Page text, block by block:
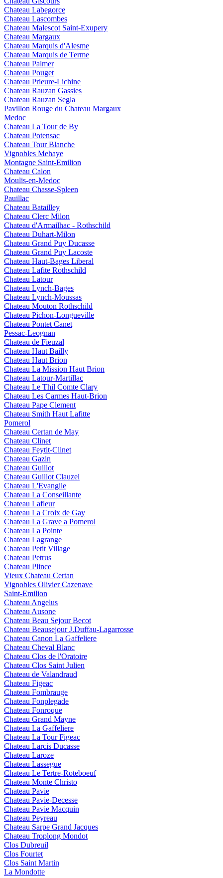
Chateau Labegorce
Chateau Lascombes
Chateau Malescot Saint-Exupery
Chateau Margaux
Chateau Marquis d'Alesme
Chateau Marquis de Terme
Chateau Palmer
Chateau Pouget
Chateau Prieure-Lichine
Chateau Rauzan Gassies
Chateau Rauzan Segla
Pavillon Rouge du Chateau Margaux
Medoc
Chateau La Tour de By
Chateau Potensac
Chateau Tour Blanche
Vignobles Mehaye
Montagne Saint-Emilion
Chateau Calon
Moulis-en-Medoc
Chateau Chasse-Spleen
Pauillac
Chateau Batailley
Chateau Clerc Milon
Chateau d'Armailhac - Rothschild
Chateau Duhart-Milon
Chateau Grand Puy Ducasse
Chateau Grand Puy Lacoste
Chateau Haut-Bages Liberal
Chateau Lafite Rothschild
Chateau Latour
Chateau Lynch-Bages
Chateau Lynch-Moussas
Chateau Mouton Rothschild
Chateau Pichon-Longueville
Chateau Pontet Canet
Pessac-Leognan
Chateau de Fieuzal
Chateau Haut Bailly
Chateau Haut Brion
Chateau La Mission Haut Brion
Chateau Latour-Martillac
Chateau Le Thil Comte Clary
Chateau Les Carmes Haut-Brion
Chateau Pape Clement
Chateau Smith Haut Lafitte
Pomerol
Chateau Certan de May
Chateau Clinet
Chateau Feytit-Clinet
Chateau Gazin
Chateau Guillot
Chateau Guillot Clauzel
Chateau L'Evangile
Chateau La Conseillante
Chateau Lafleur
Chateau La Croix de Gay
Chateau La Grave a Pomerol
Chateau La Pointe
Chateau Lagrange
Chateau Petit Village
Chateau Petrus
Chateau Plince
Vieux Chateau Certan
Vignobles Olivier Cazenave
Saint-Emilion
Chateau Angelus
Chateau Ausone
Chateau Beau Sejour Becot
Chateau Beausejour J.Duffau-Lagarrosse
Chateau Canon La Gaffeliere
Chateau Cheval Blanc
Chateau Clos de l'Oratoire
Chateau Clos Saint Julien
Chateau de Valandraud
Chateau Figeac
Chateau Fombrauge
Chateau Fonplegade
Chateau Fonroque
Chateau Grand Mayne
Chateau La Gaffeliere
Chateau La Tour Figeac
Chateau Larcis Ducasse
Chateau Laroze
Chateau Lassegue
Chateau Le Tertre-Roteboeuf
Chateau Monte Christo
Chateau Pavie
Chateau Pavie-Decesse
Chateau Pavie Macquin
Chateau Peyreau
Chateau Sarpe Grand Jacques
Chateau Troplong Mondot
Clos Dubreuil
Clos Fourtet
Clos Saint Martin
La Mondotte